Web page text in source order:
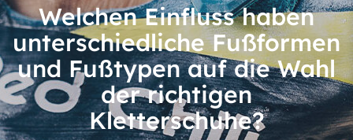
Welchen Einfluss haben
unterschiedliche Fußformen
und Fußtypen auf die Wahl
der richtigen
Kletterschuhe?